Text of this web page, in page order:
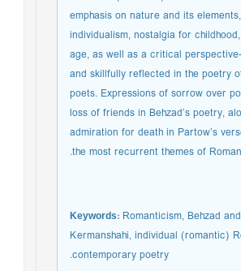
emphasis on nature and its
individualism, nostalgia for
age, as well as a critical
and skillfully reflected in the poetry
poets. Expressions of sorrow over
loss of friends in Behzad’s poetry,
admiration for death in Partow’s
the most recurrent themes of
Keywords: Romanticism, Behzad
Kermanshahi, individual (romantic)
contemporary poetry.